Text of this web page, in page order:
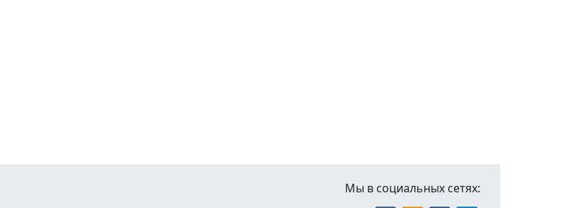
Мы в социальных сетях: